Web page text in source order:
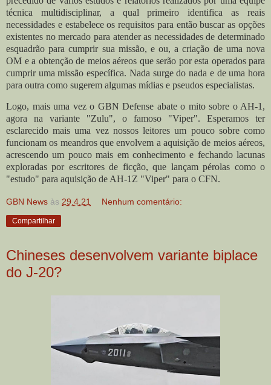
técnica multidisciplinar, a qual primeiro identifica as reais
necessidades e estabelece os requisitos para então buscar as opções
existentes no mercado para atender as necessidades de determinado
esquadrão para cumprir sua missão, e ou, a criação de uma nova
OM e a obtenção de meios aéreos que serão por esta operados para
cumprir uma missão específica. Nada surge do nada e de uma hora
para outra como sugerem algumas mídias e pseudos especialistas.
Logo, mais uma vez o GBN Defense abate o mito sobre o AH-1,
agora na variante "Zulu", o famoso "Viper". Esperamos ter
esclarecido mais uma vez nossos leitores um pouco sobre como
funcionam os meandros que envolvem a aquisição de meios aéreos,
acrescendo um pouco mais em conhecimento e fechando lacunas
exploradas por escritores de ficção, que lançam pérolas como o
"estudo" para aquisição de AH-1Z "Viper" para o CFN.
GBN News às 29.4.21 Nenhum comentário:
Compartilhar
Chineses desenvolvem variante biplace
do J-20?